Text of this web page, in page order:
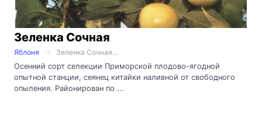
Зеленка Сочная
Яблоня
Зеленка Сочная...
Осенний сорт селекции Приморской плодово-ягодной
опытной станции, сеянец китайки наливной от свободного
опыления. Районирован по ...